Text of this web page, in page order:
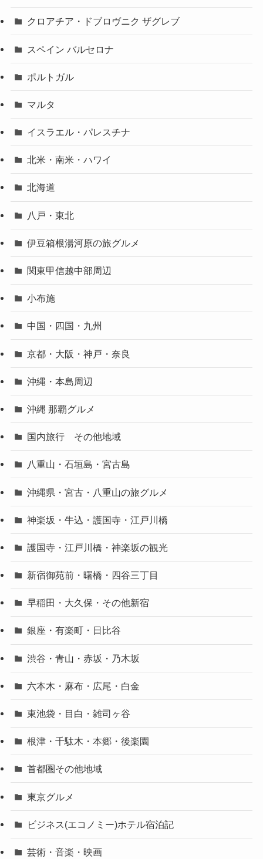
クロアチア・ドブロヴニク ザグレブ
スペイン バルセロナ
ポルトガル
マルタ
イスラエル・パレスチナ
北米・南米・ハワイ
北海道
八戸・東北
伊豆箱根湯河原の旅グルメ
関東甲信越中部周辺
小布施
中国・四国・九州
京都・大阪・神戸・奈良
沖縄・本島周辺
沖縄 那覇グルメ
国内旅行 その他地域
八重山・石垣島・宮古島
沖縄県・宮古・八重山の旅グルメ
神楽坂・牛込・護国寺・江戸川橋
護国寺・江戸川橋・神楽坂の観光
新宿御苑前・曙橋・四谷三丁目
早稲田・大久保・その他新宿
銀座・有楽町・日比谷
渋谷・青山・赤坂・乃木坂
六本木・麻布・広尾・白金
東池袋・目白・雑司ヶ谷
根津・千駄木・本郷・後楽園
首都圏その他地域
東京グルメ
ビジネス(エコノミー)ホテル宿泊記
芸術・音楽・映画